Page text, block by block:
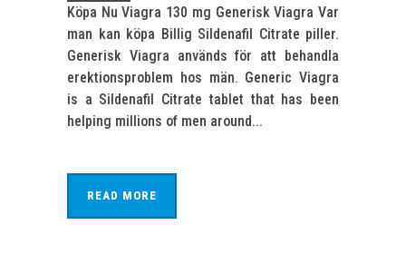
Köpa Nu Viagra 130 mg Generisk Viagra Var
man kan köpa Billig Sildenafil Citrate piller.
Generisk Viagra används för att behandla
erektionsproblem hos män. Generic Viagra
is a Sildenafil Citrate tablet that has been
helping millions of men around...
READ MORE